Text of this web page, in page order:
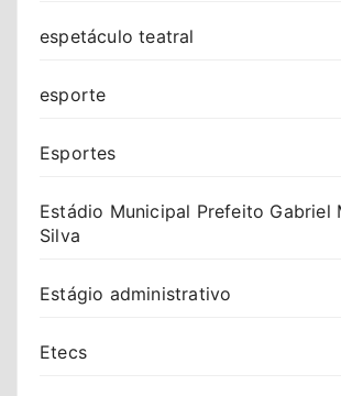
espetáculo teatral
esporte
Esportes
Estádio Municipal Prefeito Gabriel
Silva
Estágio administrativo
Etecs